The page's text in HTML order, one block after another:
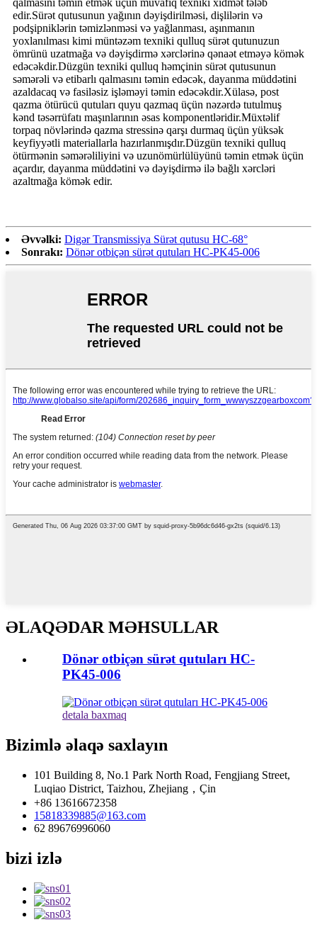
edir.Sürət qutusunun yağının dəyişdirilməsi, dişlilərin və
podşipniklərin təmizlənməsi və yağlanması, aşınmanın
yoxlanılması kimi müntəzəm texniki qulluq sürət qutunuzun
ömrünü uzatmağa və dəyişdirmə xərclərinə qənaət etməyə kömək
edəcəkdir.Düzgün texniki qulluq həmçinin sürət qutusunun
səmərəli və etibarlı qalmasını təmin edəcək, dayanma müddətini
azaldacaq və fasiləsiz işləməyi təmin edəcəkdir.Xülasə, post
qazma ötürücü qutuları quyu qazmaq üçün nəzərdə tutulmuş
kənd təsərrüfatı maşınlarının əsas komponentləridir.Müxtəlif
torpaq növlərində qazma stressinə qarşı durmaq üçün yüksək
keyfiyyətli materiallarla hazırlanmışdır.Düzgün texniki qulluq
ötürmənin səmərəliliyini və uzunömürlülüyünü təmin etmək üçün
açardır, dayanma müddətini və dəyişdirmə ilə bağlı xərcləri
azaltmağa kömək edir.
Əvvəlki: Digər Transmissiya Sürət qutusu HC-68°
Sonrakı: Dönər otbiçən sürət qutuları HC-PK45-006
ƏLAQƏDAR MƏHSULLAR
Dönər otbiçən sürət qutuları HC-
PK45-006
detala baxmaq
Bizimlə əlaqə saxlayın
101 Building 8, No.1 Park North Road, Fengjiang Street,
Luqiao District, Taizhou, Zhejiang，Çin
+86 13616672358
15818339885@163.com
62 89676996060
bizi izlə